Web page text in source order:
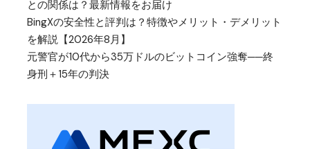
との関係は？最新情報をお届け
BingXの安全性と評判は？特徴やメリット・デメリット
を解説【2026年8月】
元警官が10代から35万ドルのビットコイン強奪──終
身刑＋15年の判決